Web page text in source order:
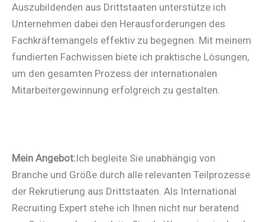
Auszubildenden aus Drittstaaten unterstütze ich
Unternehmen dabei den Herausforderungen des
Fachkräftemangels effektiv zu begegnen. Mit meinem
fundierten Fachwissen biete ich praktische Lösungen,
um den gesamten Prozess der internationalen
Mitarbeitergewinnung erfolgreich zu gestalten.
Mein Angebot:Ich begleite Sie unabhängig von
Branche und Größe durch alle relevanten Teilprozesse
der Rekrutierung aus Drittstaaten. Als International
Recruiting Expert stehe ich Ihnen nicht nur beratend